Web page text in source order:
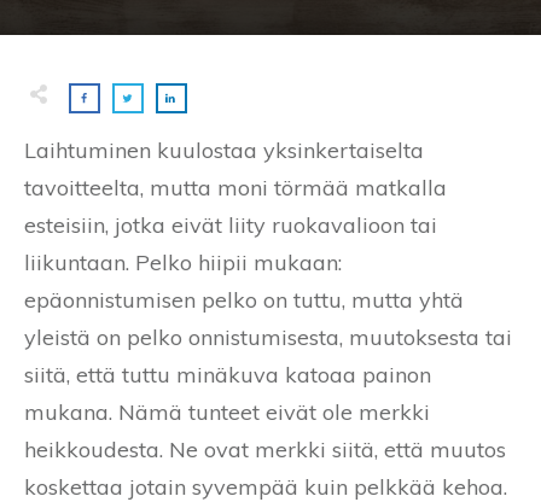
Laihtuminen kuulostaa yksinkertaiselta
tavoitteelta, mutta moni törmää matkalla
esteisiin, jotka eivät liity ruokavalioon tai
liikuntaan. Pelko hiipii mukaan:
epäonnistumisen pelko on tuttu, mutta yhtä
yleistä on pelko onnistumisesta, muutoksesta tai
siitä, että tuttu minäkuva katoaa painon
mukana. Nämä tunteet eivät ole merkki
heikkoudesta. Ne ovat merkki siitä, että muutos
koskettaa jotain syvempää kuin pelkkää kehoa.